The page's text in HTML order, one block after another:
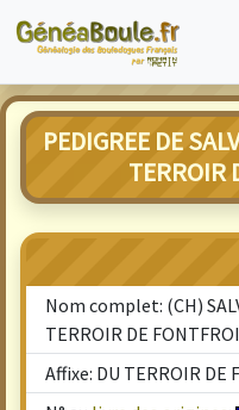
PEDIGREE DE
TERROIR
Nom complet: (CH)
TERROIR DE
Affixe: DU TERROIR DE